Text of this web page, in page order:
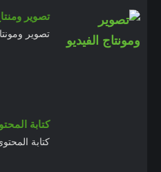
تصوير ومنتاج
تصوير ومونتاج
كتابة المحتوى
كتابة المحتوى